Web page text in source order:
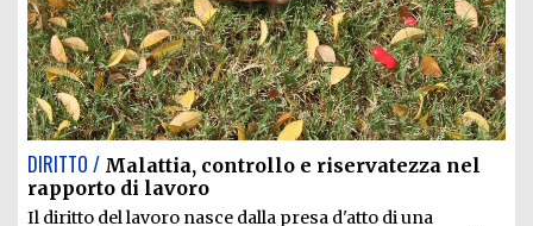
DIRITTO / Malattia, controllo e riservatezza nel
rapporto di lavoro
Il diritto del lavoro nasce dalla presa d'atto di una